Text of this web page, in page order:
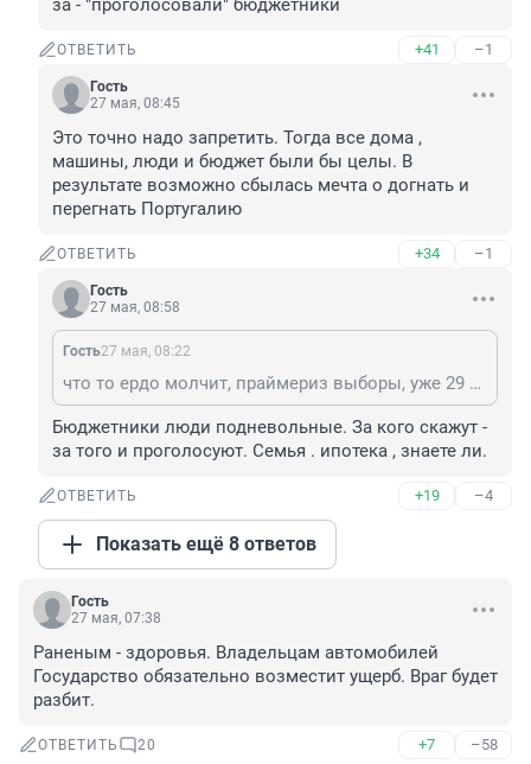
за - "проголосовали" бюджетники
ОТВЕТИТЬ +41 –1
Гость
27 мая, 08:45
Это точно надо запретить. Тогда все дома ,
машины, люди и бюджет были бы целы. В
результате возможно сбылась мечта о догнать и
перегнать Португалию
ОТВЕТИТЬ +34 –1
Гость
27 мая, 08:58
Гость27 мая, 08:22
что то ердо молчит, праймериз выборы, уже 29 млн за - "проголосовали" бюджетники
Бюджетники люди подневольные. За кого скажут -
за того и проголосуют. Семья . ипотека , знаете ли.
ОТВЕТИТЬ +19 –4
Показать ещё 8 ответов
Гость
27 мая, 07:38
Раненым - здоровья. Владельцам автомобилей
Государство обязательно возместит ущерб. Враг будет
разбит.
ОТВЕТИТЬ 20 +7 –58